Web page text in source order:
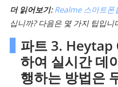
더 읽어보기: Realme 스마트폰
십니까? 다음은 몇 가지 팁입니
파트 3. Heytap
하여 실시간 데
행하는 방법은